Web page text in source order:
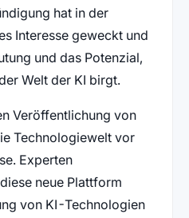
hat in der
Interesse geweckt und
und das Potenzial,
Welt der KI birgt.
Veröffentlichung von
Technologiewelt vor
Experten
neue Plattform
von KI-Technologien